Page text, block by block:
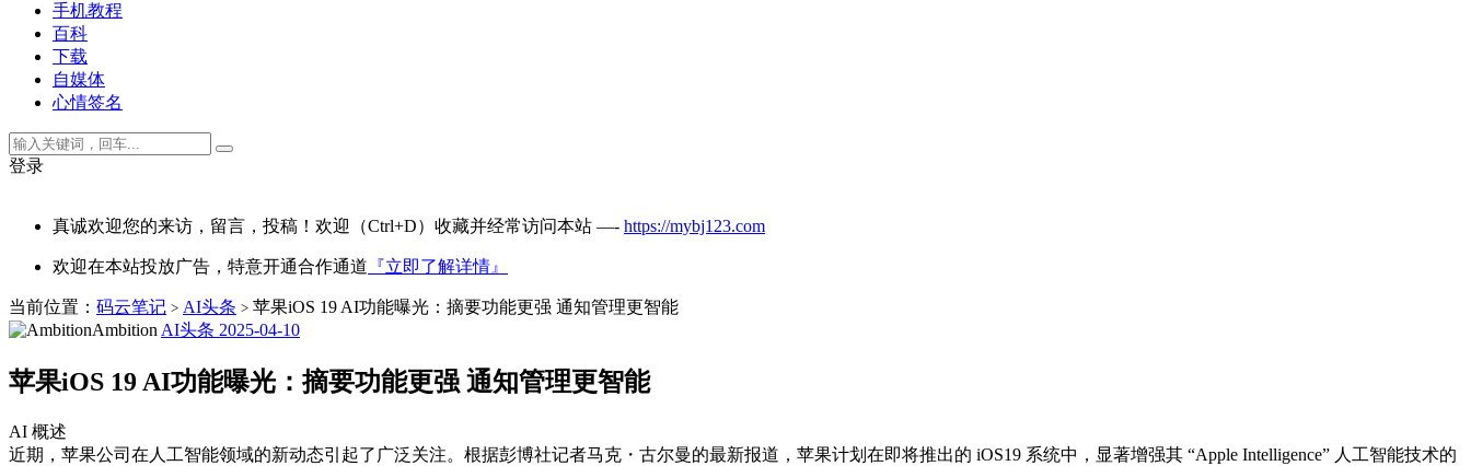
手机教程
百科
下载
自媒体
心情签名
登录
真诚欢迎您的来访，留言，投稿！欢迎（Ctrl+D）收藏并经常访问本站 —- https://mybj123.com
欢迎在本站投放广告，特意开通合作通道 『立即了解详情』
当前位置： 码云笔记 > AI头条 > 苹果iOS 19 AI功能曝光：摘要功能更强 通知管理更智能
Ambition AI头条 2025-04-10
苹果iOS 19 AI功能曝光：摘要功能更强 通知管理更智能
AI 概述
近期，苹果公司在人工智能领域的新动态引起了广泛关注。根据彭博社记者马克・古尔曼的最新报道，苹果计划在即将推出的 iOS19 系统中，显著增强其 “Apple Intelligence” 人工智能技术的